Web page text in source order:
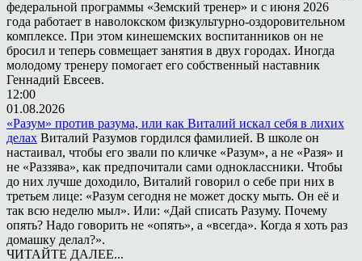
федеральной программы «Земский тренер» и с июня 2026
года работает в наволокском физкультурно-оздоровительном
комплексе. При этом кинешемских воспитанников он не
бросил и теперь совмещает занятия в двух городах. Иногда
молодому тренеру помогает его собственный наставник
Геннадий Евсеев.
12:00
01.08.2026
«Разум» против разума, или как Виталий искал себя в лихих
делах Виталий Разумов гордился фамилией. В школе он
настаивал, чтобы его звали по кличке «Разум», а не «Разя» и
не «Раззява», как предпочитали сами одноклассники. Чтобы
до них лучше доходило, Виталий говорил о себе при них в
третьем лице: «Разум сегодня не может доску мыть. Он её и
так всю неделю мыл». Или: «Дай списать Разуму. Почему
опять? Надо говорить не «опять», а «всегда». Когда я хоть раз
домашку делал?».
ЧИТАЙТЕ ДАЛЕЕ...